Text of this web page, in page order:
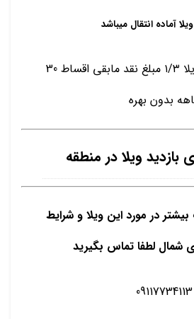
آماده انتقال میباشد
شرایط فروش این ویلا ۱/۳ مبلغ نقد مابقی اقساط 30
بدون بهره
بازدید ویلا در منطقه
در مورد این ویلا و شرایط
شمال لطفا تماس بگیرید
09117734113